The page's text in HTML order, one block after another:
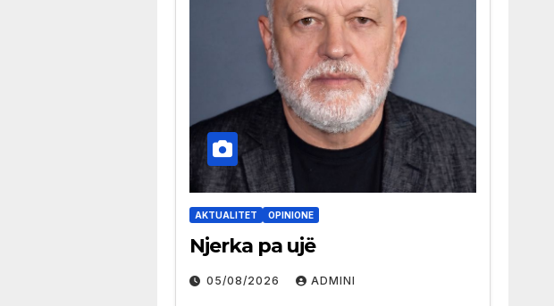
AKTUALITET OPINIONE
Njerka pa ujë
05/08/2026 ADMINI